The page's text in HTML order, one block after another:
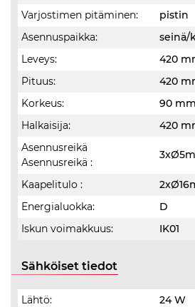
Varjostimen pitäminen:
pistin
Asennuspaikka:
seinä/
Leveys:
420
Pituus:
420
Korkeus:
90 mm
Halkaisija:
420
Asennusreikä
Asennusreikä :
Kaapelitulo :
Energialuokka:
D
Iskun voimakkuus:
IK01
Sähköiset tiedot
Lähtö:
24 W